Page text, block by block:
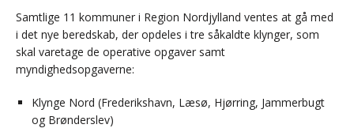
Samtlige 11 kommuner i Region Nordjylland ventes at gå med
i det nye beredskab, der opdeles i tre såkaldte klynger, som
skal varetage de operative opgaver samt
myndighedsopgaverne:
Klynge Nord (Frederikshavn, Læsø, Hjørring, Jammerbugt
og Brønderslev)